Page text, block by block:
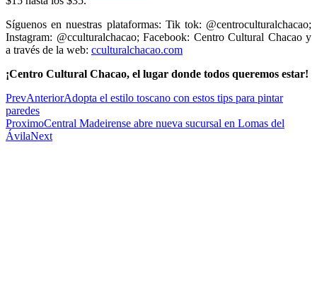
Síguenos en nuestras plataformas: Tik tok: @centroculturalchacao;
Instagram: @cculturalchacao; Facebook: Centro Cultural Chacao y
a través de la web: cculturalchacao.com
¡Centro Cultural Chacao, el lugar donde todos queremos estar!
PrevAnteriorAdopta el estilo toscano con estos tips para pintar
paredes
ProximoCentral Madeirense abre nueva sucursal en Lomas del
ÁvilaNext